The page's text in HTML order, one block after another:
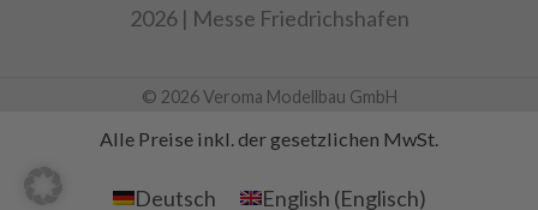
2026 | Messe Friedrichshafen
© 2026 Veroma Modellbau GmbH
Alle Preise inkl. der gesetzlichen MwSt.
Deutsch English (Englisch)